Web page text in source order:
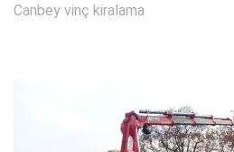
Canbey vinç kiralama